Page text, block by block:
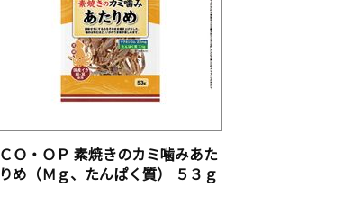
ＣＯ・ＯＰ 素焼きのカミ噛みあた
りめ（Ｍｇ、たんぱく質） ５３ｇ